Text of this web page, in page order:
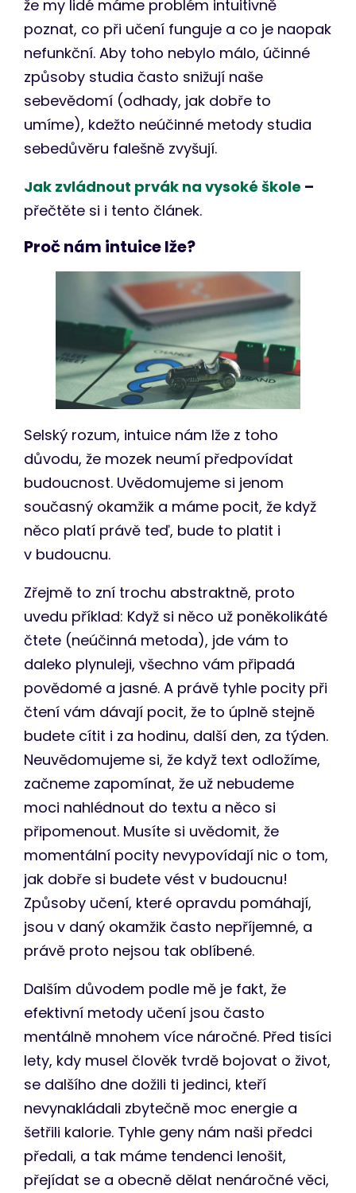
že my lidé máme problém intuitivně
poznat, co při učení funguje a co je naopak
nefunkční. Aby toho nebylo málo, účinné
způsoby studia často snižují naše
sebevědomí (odhady, jak dobře to
umíme), kdežto neúčinné metody studia
sebedůvěru falešně zvyšují.
Jak zvládnout prvák na vysoké škole –
přečtěte si i tento článek.
Proč nám intuice lže?
Selský rozum, intuice nám lže z toho
důvodu, že mozek neumí předpovídat
budoucnost. Uvědomujeme si jenom
současný okamžik a máme pocit, že když
něco platí právě teď, bude to platit i
v budoucnu.
Zřejmě to zní trochu abstraktně, proto
uvedu příklad: Když si něco už poněkolikáté
čtete (neúčinná metoda), jde vám to
daleko plynuleji, všechno vám připadá
povědomé a jasné. A právě tyhle pocity při
čtení vám dávají pocit, že to úplně stejně
budete cítit i za hodinu, další den, za týden.
Neuvědomujeme si, že když text odložíme,
začneme zapomínat, že už nebudeme
moci nahlédnout do textu a něco si
připomenout. Musíte si uvědomit, že
momentální pocity nevypovídají nic o tom,
jak dobře si budete vést v budoucnu!
Způsoby učení, které opravdu pomáhají,
jsou v daný okamžik často nepříjemné, a
právě proto nejsou tak oblíbené.
Dalším důvodem podle mě je fakt, že
efektivní metody učení jsou často
mentálně mnohem více náročné. Před tisíci
lety, kdy musel člověk tvrdě bojovat o život,
se dalšího dne dožili ti jedinci, kteří
nevynakládali zbytečně moc energie a
šetřili kalorie. Tyhle geny nám naši předci
předali, a tak máme tendenci lenošit,
přejídat se a obecně dělat nenáročné věci,